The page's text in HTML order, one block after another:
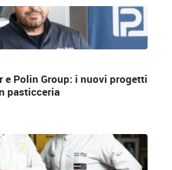
e Polin Group: i nuovi progetti
pasticceria